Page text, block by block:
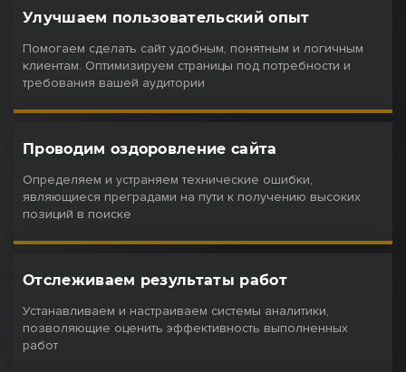
Улучшаем пользовательский опыт
Помогаем сделать сайт удобным, понятным и логичным
клиентам. Оптимизируем страницы под потребности и
требования вашей аудитории
Проводим оздоровление сайта
Определяем и устраняем технические ошибки,
являющиеся преградами на пути к получению высоких
позиций в поиске
Отслеживаем результаты работ
Устанавливаем и настраиваем системы аналитики,
позволяющие оценить эффективность выполненных
работ